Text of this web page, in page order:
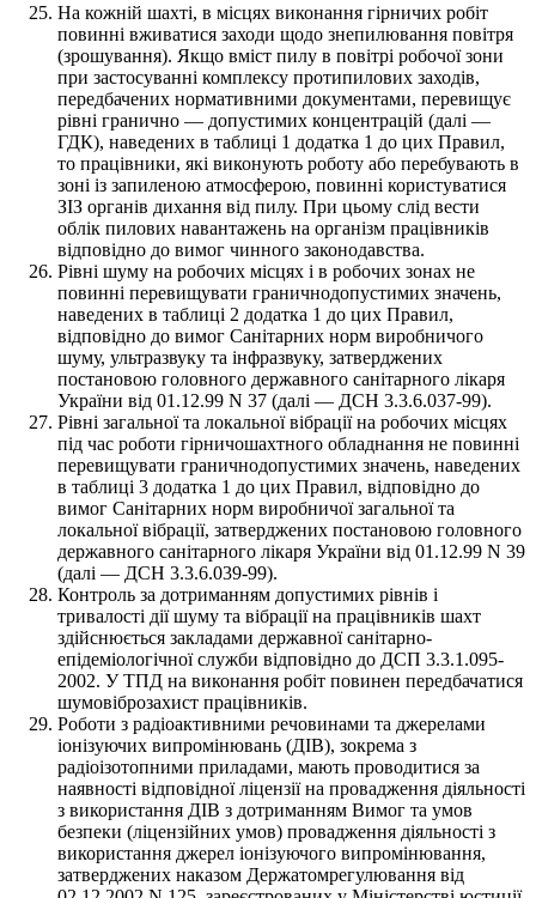
На кожній шахті, в місцях виконання гірничих робіт
повинні вживатися заходи щодо знепилювання повітря
(зрошування). Якщо вміст пилу в повітрі робочої зони
при застосуванні комплексу протипилових заходів,
передбачених нормативними документами, перевищує
рівні гранично — допустимих концентрацій (далі —
ГДК), наведених в таблиці 1 додатка 1 до цих Правил,
то працівники, які виконують роботу або перебувають в
зоні із запиленою атмосферою, повинні користуватися
ЗІЗ органів дихання від пилу. При цьому слід вести
облік пилових навантажень на організм працівників
відповідно до вимог чинного законодавства.
Рівні шуму на робочих місцях і в робочих зонах не
повинні перевищувати граничнодопустимих значень,
наведених в таблиці 2 додатка 1 до цих Правил,
відповідно до вимог Санітарних норм виробничого
шуму, ультразвуку та інфразвуку, затверджених
постановою головного державного санітарного лікаря
України від 01.12.99 N 37 (далі — ДСН 3.3.6.037-99).
Рівні загальної та локальної вібрації на робочих місцях
під час роботи гірничошахтного обладнання не повинні
перевищувати граничнодопустимих значень, наведених
в таблиці 3 додатка 1 до цих Правил, відповідно до
вимог Санітарних норм виробничої загальної та
локальної вібрації, затверджених постановою головного
державного санітарного лікаря України від 01.12.99 N 39
(далі — ДСН 3.3.6.039-99).
Контроль за дотриманням допустимих рівнів і
тривалості дії шуму та вібрації на працівників шахт
здійснюється закладами державної санітарно-
епідеміологічної служби відповідно до ДСП 3.3.1.095-
2002. У ТПД на виконання робіт повинен передбачатися
шумовіброзахист працівників.
Роботи з радіоактивними речовинами та джерелами
іонізуючих випромінювань (ДІВ), зокрема з
радіоізотопними приладами, мають проводитися за
наявності відповідної ліцензії на провадження діяльності
з використання ДІВ з дотриманням Вимог та умов
безпеки (ліцензійних умов) провадження діяльності з
використання джерел іонізуючого випромінювання,
затверджених наказом Держатомрегулювання від